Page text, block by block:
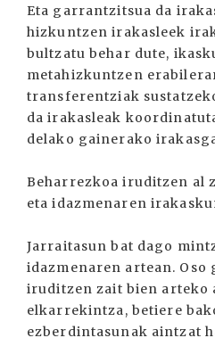
Eta garrantzitsua da
hizkuntzen irakasleek
bultzatu behar dute,
metahizkuntzen
transferentziak
da irakasleak
delako gainerako
Beharrezkoa iruditzen al
eta idazmenaren
Jarraitasun bat dago
idazmenaren artean. Oso
iruditzen zait bien arteko
elkarrekintza, betiere
ezberdintasunak aintzat